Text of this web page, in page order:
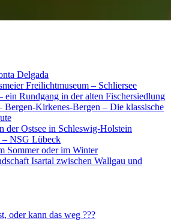
Delgada
Freilichtmuseum – Schliersee
ein Rundgang in der alten Fischersiedlung
Bergen-Kirkenes-Bergen – Die klassische
der Ostsee in Schleswig-Holstein
– NSG Lübeck
Sommer oder im Winter
Isartal zwischen Wallgau und
oder kann das weg ???